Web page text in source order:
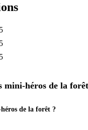
mini-héros de la forêt
de la forêt ?